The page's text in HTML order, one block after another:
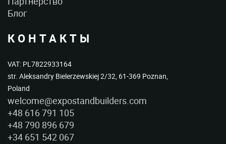
Блог
КОНТАКТЫ
VAT: PL7822933164
str. Aleksandry Bielerzewskiej 2/32, 61-369 Poznan,
Poland
welcome@expostandbuilders.com
+48 616 791 105
+48 790 896 679
+34 651 542 067